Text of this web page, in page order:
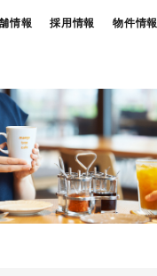
情報 採用情報 物件情報